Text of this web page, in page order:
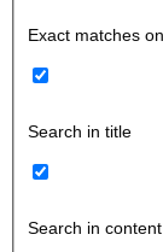
Exact matches
Search in title
Search in content